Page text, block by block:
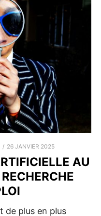
POSTED
26 JANVIER 2025
AU
de plus en plus